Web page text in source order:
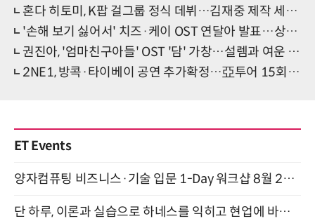
혼다 히토미, K팝 걸그룹 정식 데뷔…김재중 제작 세이마이네임 합류
'손해 보기 싫어서' 치즈·케이 OST 연달아 발표…상승세 이어간다
권진아, '엄마친구아들' OST '담' 가창…설렘과 여운 극대화
2NE1, 방콕·타이베이 공연 추가확정…亞투어 15회차 규모 확장
ET Events
양자컴퓨팅 비즈니스·기술 입문 1-Day 워크샵 8월 28일 개최
단 하루, 이론과 실습으로 하네스를 익히고 현업에 바로 쓰는 핸즈온 워크숍 (8/20)